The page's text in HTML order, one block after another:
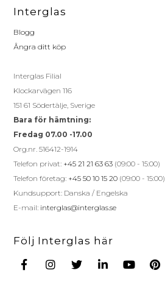
Interglas
Blogg
Ångra ditt köp
Interglas Filial
Klockarvägen 116
151 61 Södertälje, Sverige
Bara för hämtning:
Fredag 07.00 -17.00
Org.nr. 516412-1914
Telefon privat: +45 21 21 63 63 (09:00 - 15:00)
Telefon företag: +45 50 10 15 20 (09:00 - 15:00)
Kundsupport: Danska / Engelska
E-mail: interglas@interglas.se
Följ Interglas här